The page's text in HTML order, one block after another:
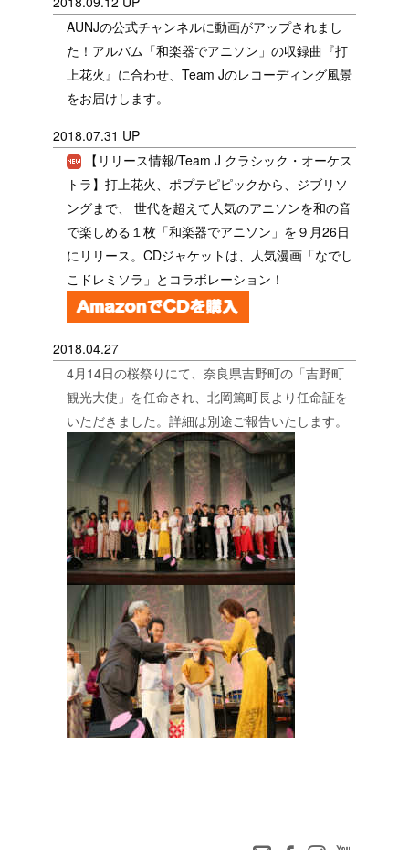
AUNJの公式チャンネルに動画がアップされまし
た！アルバム「和楽器でアニソン」の収録曲『打
上花火』に合わせ、Team Jのレコーディング風景
をお届けします。
2018.07.31 UP
【リリース情報/Team J クラシック・オーケス
トラ】打上花火、ポプテピピックから、ジブリソ
ングまで、 世代を超えて人気のアニソンを和の音
で楽しめる１枚「和楽器でアニソン」を９月26日
にリリース。CDジャケットは、人気漫画「なでし
こドレミソラ」とコラボレーション！
2018.04.27
4月14日の桜祭りにて、奈良県吉野町の「吉野町
観光大使」を任命され、北岡篤町長より任命証を
いただきました。詳細は別途ご報告いたします。